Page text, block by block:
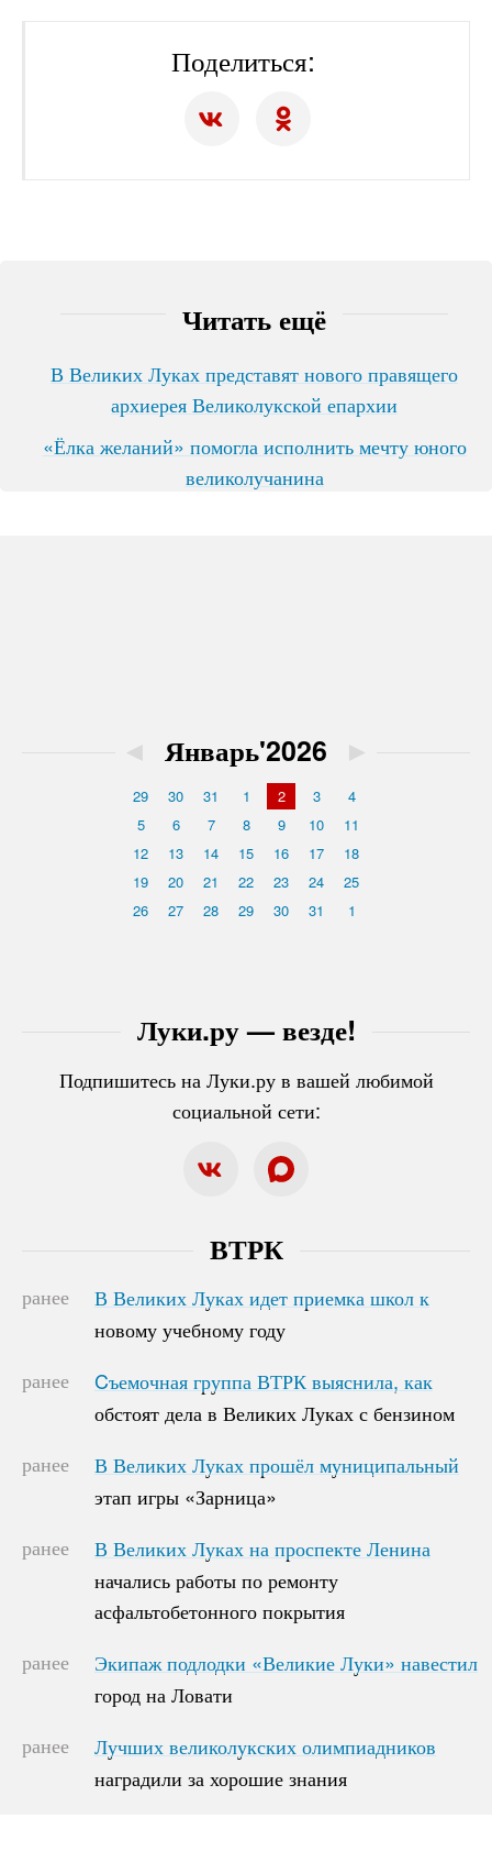
Поделиться:
Читать ещё
В Великих Луках представят нового правящего
архиерея Великолукской епархии
«Ёлка желаний» помогла исполнить мечту юного
великолучанина
Луки.ру — везде!
Подпишитесь на Луки.ру в вашей любимой
социальной сети:
◄ Январь'2026 ►
29 30 31 1 2 3
4
5
6 7 8 9 10
11
12
13 14 15 16 17
18
19
20 21 22 23 24
25
26
27 28 29 30 31 1
ВТРК
ранее
В Великих Луках идет приемка школ к
новому учебному году
В Великих Луках идет приемка школ к
новому учебному году
ранее
Cъемочная группа ВТРК выяснила, как
обстоят дела в Великих Луках с бензином
Cъемочная группа ВТРК выяснила, как
обстоят дела в Великих Луках с бензином
ранее
В Великих Луках прошёл муниципальный
этап игры «Зарница»
В Великих Луках прошёл муниципальный
этап игры «Зарница»
ранее
В Великих Луках на проспекте Ленина
начались работы по ремонту
асфальтобетонного покрытия
В Великих Луках на проспекте Ленина
начались работы по ремонту
асфальтобетонного покрытия
ранее
Экипаж подлодки «Великие Луки» навестил
город на Ловати
Экипаж подлодки «Великие Луки» навестил
город на Ловати
ранее
Лучших великолукских олимпиадников
наградили за хорошие знания
Лучших великолукских олимпиадников
наградили за хорошие знания